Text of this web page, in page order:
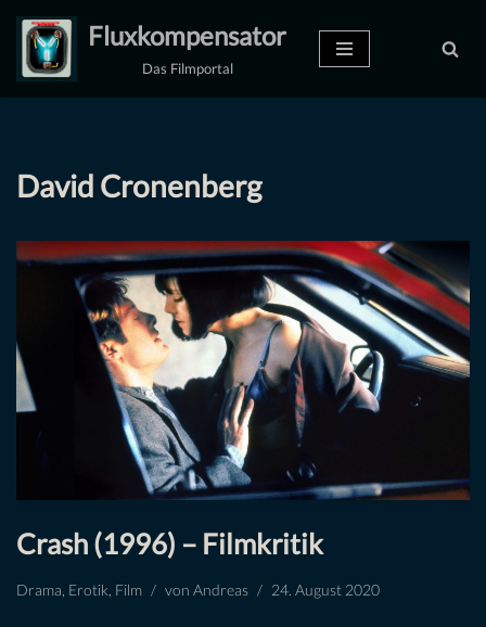
Zum
Inhalt
Fluxkompensator
Das Filmportal
David Cronenberg
Crash (1996) – Filmkritik
Drama Erotik Film von Andreas 24. August 2020